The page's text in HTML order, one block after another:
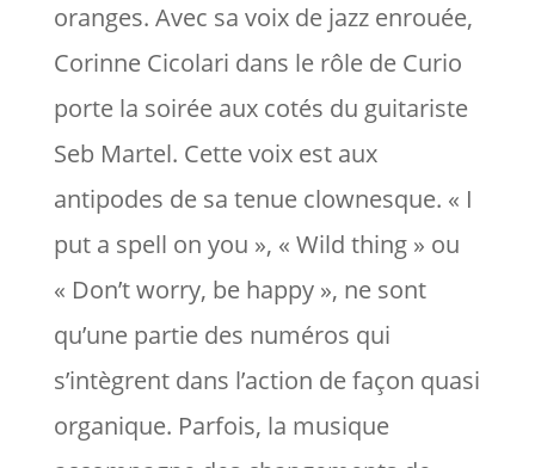
oranges. Avec sa voix de jazz enrouée,
Corinne Cicolari dans le rôle de Curio
porte la soirée aux cotés du guitariste
Seb Martel. Cette voix est aux
antipodes de sa tenue clownesque. « I
put a spell on you », « Wild thing » ou
« Don’t worry, be happy », ne sont
qu’une partie des numéros qui
s’intègrent dans l’action de façon quasi
organique. Parfois, la musique